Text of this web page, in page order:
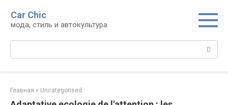
контенту
Car Chic
мода, стиль и автокультура
Поиск:
Главная » Uncategorised